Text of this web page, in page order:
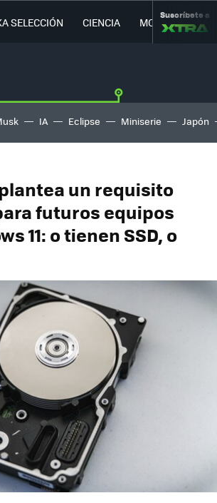
SELECCIÓN CIENCIA MOVILIDAD
Suscríbete a
IA Eclipse Miniserie Japón
un requisito
futuros equipos
11: o tienen SSD, o